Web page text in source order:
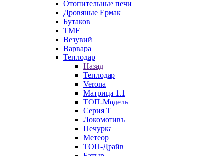
Отопительные печи
Дровяные Ермак
Бутаков
TMF
Везувий
Варвара
Теплодар
Назад
Теплодар
Verona
Матрица 1.1
ТОП-Модель
Серия Т
Локомотивъ
Печурка
Метеор
ТОП-Драйв